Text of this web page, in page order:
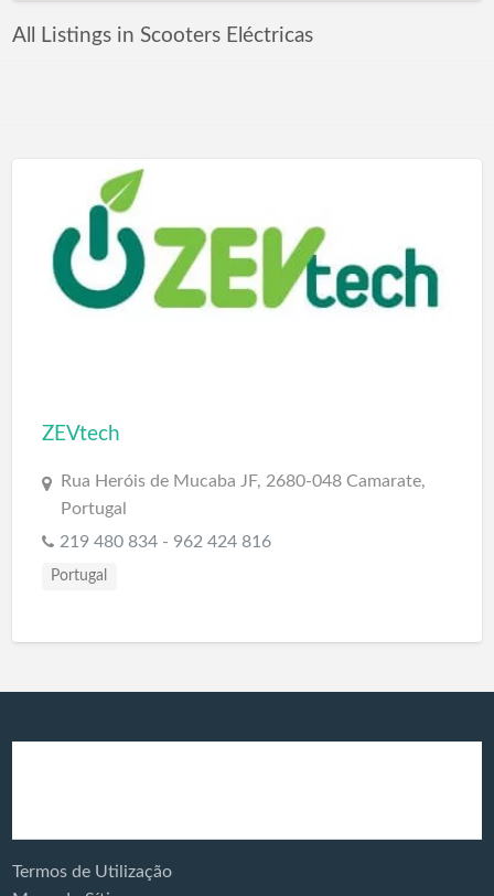
All Listings in Scooters Eléctricas
ZEVtech
Rua Heróis de Mucaba JF, 2680-048 Camarate,
Portugal
219 480 834 - 962 424 816
Portugal
Termos de Utilização